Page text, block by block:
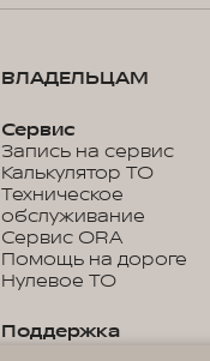
ВЛАДЕЛЬЦАМ
Сервис
Запись на сервис
Калькулятор ТО
Техническое
обслуживание
Сервис ORA
Помощь на дороге
Нулевое ТО
Поддержка